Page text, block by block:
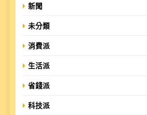
新聞
未分類
消費派
生活派
省錢派
科技派